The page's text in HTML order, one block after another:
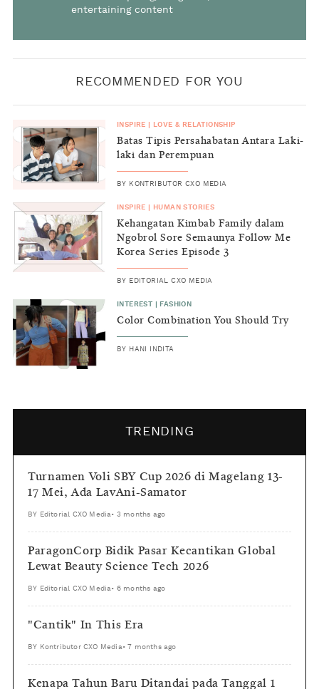
entertaining content
RECOMMENDED FOR YOU
INSPIRE LOVE & RELATIONSHIP
Batas Tipis Persahabatan Antara Laki-
laki dan Perempuan
BY KONTRIBUTOR CXO MEDIA
INSPIRE HUMAN STORIES
Kehangatan Kimbab Family dalam
Ngobrol Sore Semaunya Follow Me
Korea Series Episode 3
BY EDITORIAL CXO MEDIA
INTEREST FASHION
Color Combination You Should Try
BY HANI INDITA
TRENDING
Turnamen Voli SBY Cup 2026 di Magelang 13-
17 Mei, Ada LavAni-Samator
BY Editorial CXO Media • 3 months ago
ParagonCorp Bidik Pasar Kecantikan Global
Lewat Beauty Science Tech 2026
BY Editorial CXO Media • 6 months ago
"Cantik" In This Era
BY Kontributor CXO Media •7 months ago
Kenapa Tahun Baru Ditandai pada Tanggal 1